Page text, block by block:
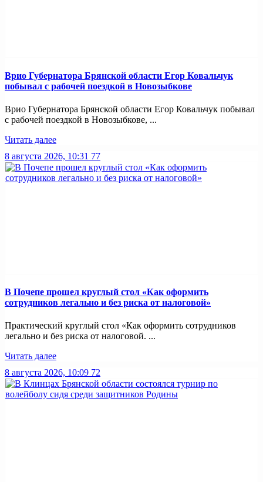
Врио Губернатора Брянской области Егор Ковальчук
побывал с рабочей поездкой в Новозыбкове
Врио Губернатора Брянской области Егор Ковальчук побывал
с рабочей поездкой в Новозыбкове, ...
Читать далее
8 августа 2026, 10:31 77
В Почепе прошел круглый стол «Как оформить
сотрудников легально и без риска от налоговой»
Практический круглый стол «Как оформить сотрудников
легально и без риска от налоговой. ...
Читать далее
8 августа 2026, 10:09 72